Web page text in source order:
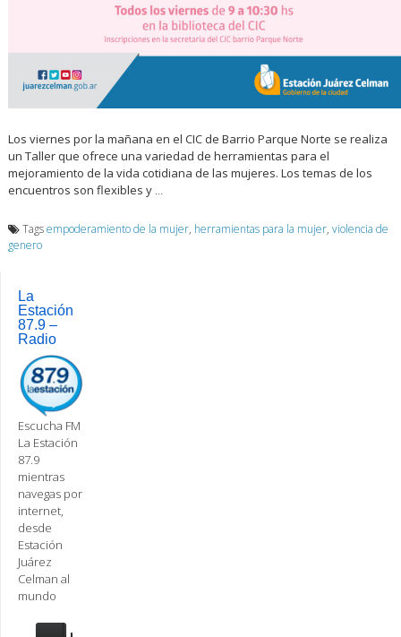
Los viernes por la mañana en el CIC de Barrio Parque Norte se realiza
un Taller que ofrece una variedad de herramientas para el
mejoramiento de la vida cotidiana de las mujeres. Los temas de los
encuentros son flexibles y
Tagsempoderamiento de la mujer, herramientas para la mujer, violencia de
genero
La
Estación
87.9 –
Radio
Escucha FM
La Estación
87.9
mientras
navegas por
internet,
desde
Estación
Juárez
Celman al
mundo